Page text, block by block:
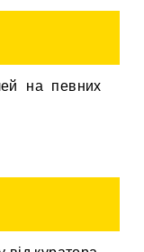
на певних